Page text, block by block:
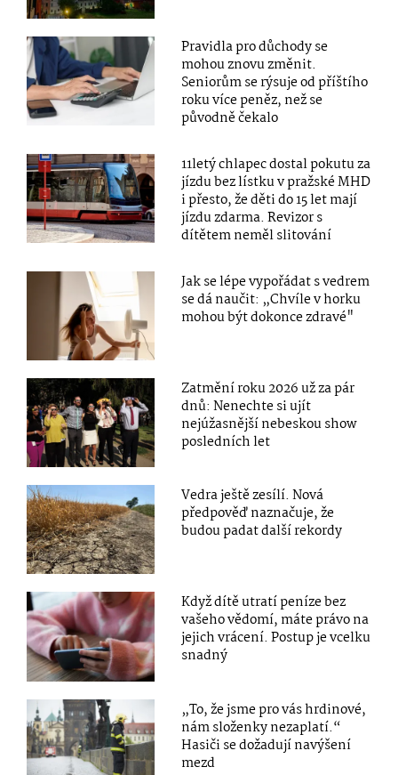
Pravidla pro důchody se
mohou znovu změnit.
Seniorům se rýsuje od příštího
roku více peněz, než se
původně čekalo
11letý chlapec dostal pokutu za
jízdu bez lístku v pražské MHD
i přesto, že děti do 15 let mají
jízdu zdarma. Revizor s
dítětem neměl slitování
Jak se lépe vypořádat s vedrem
se dá naučit: „Chvíle v horku
mohou být dokonce zdravé"
Zatmění roku 2026 už za pár
dnů: Nenechte si ujít
nejúžasnější nebeskou show
posledních let
Vedra ještě zesílí. Nová
předpověď naznačuje, že
budou padat další rekordy
Když dítě utratí peníze bez
vašeho vědomí, máte právo na
jejich vrácení. Postup je vcelku
snadný
„To, že jsme pro vás hrdinové,
nám složenky nezaplatí.“
Hasiči se dožadují navýšení
mezd